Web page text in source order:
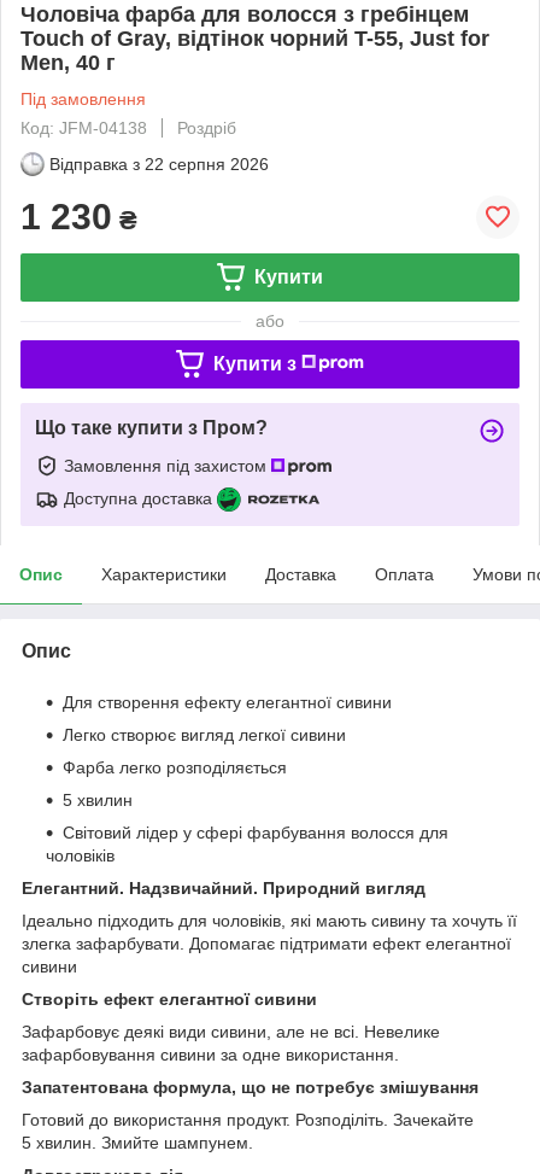
Чоловіча фарба для волосся з гребінцем
Touch of Gray, відтінок чорний T-55, Just for
Men, 40 г
Під замовлення
Код: JFM-04138
Роздріб
Відправка з 22 серпня 2026
1 230 ₴
Купити
або
Купити з
Що таке купити з Пром?
Замовлення під захистом
Доступна доставка
Опис Характеристики Доставка Оплата Умови
Опис
Для створення ефекту елегантної сивини
Легко створює вигляд легкої сивини
Фарба легко розподіляється
5 хвилин
Світовий лідер у сфері фарбування волосся для
чоловіків
Елегантний. Надзвичайний. Природний вигляд
Ідеально підходить для чоловіків, які мають сивину та хочуть її
злегка зафарбувати. Допомагає підтримати ефект елегантної
сивини
Створіть ефект елегантної сивини
Зафарбовує деякі види сивини, але не всі. Невелике
зафарбовування сивини за одне використання.
Запатентована формула, що не потребує змішування
Готовий до використання продукт. Розподіліть. Зачекайте
5 хвилин. Змийте шампунем.